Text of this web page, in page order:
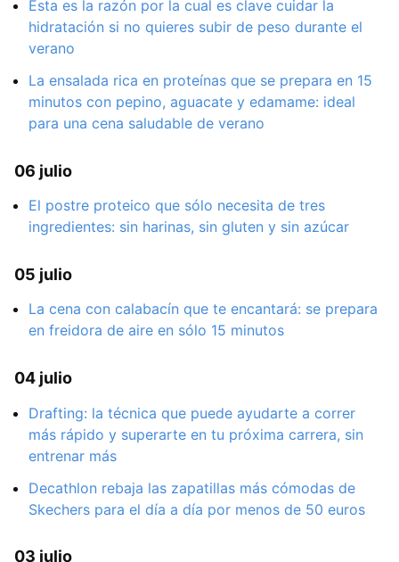
Esta es la razón por la cual es clave cuidar la
hidratación si no quieres subir de peso durante el
verano
La ensalada rica en proteínas que se prepara en 15
minutos con pepino, aguacate y edamame: ideal
para una cena saludable de verano
06 julio
El postre proteico que sólo necesita de tres
ingredientes: sin harinas, sin gluten y sin azúcar
05 julio
La cena con calabacín que te encantará: se prepara
en freidora de aire en sólo 15 minutos
04 julio
Drafting: la técnica que puede ayudarte a correr
más rápido y superarte en tu próxima carrera, sin
entrenar más
Decathlon rebaja las zapatillas más cómodas de
Skechers para el día a día por menos de 50 euros
03 julio